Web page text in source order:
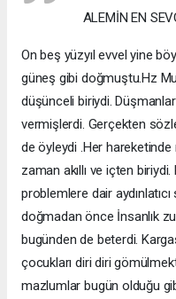
ALEMİN EN
On beş yüzyıl evvel yine
güneş gibi doğmuştu.Hz
düşünceli biriydi.
vermişlerdi. Gerçekten
de öyleydi .Her
zaman akıllı ve içten
problemlere dair
doğmadan önce İnsanlık
bugünden de beterdi.
çocukları diri diri
mazlumlar bugün olduğu